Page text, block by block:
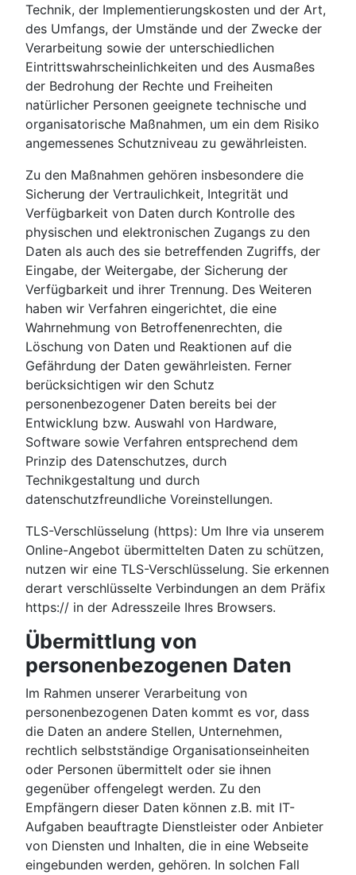
Technik, der Implementierungskosten und der Art,
des Umfangs, der Umstände und der Zwecke der
Verarbeitung sowie der unterschiedlichen
Eintrittswahrscheinlichkeiten und des Ausmaßes
der Bedrohung der Rechte und Freiheiten
natürlicher Personen geeignete technische und
organisatorische Maßnahmen, um ein dem Risiko
angemessenes Schutzniveau zu gewährleisten.
Zu den Maßnahmen gehören insbesondere die
Sicherung der Vertraulichkeit, Integrität und
Verfügbarkeit von Daten durch Kontrolle des
physischen und elektronischen Zugangs zu den
Daten als auch des sie betreffenden Zugriffs, der
Eingabe, der Weitergabe, der Sicherung der
Verfügbarkeit und ihrer Trennung. Des Weiteren
haben wir Verfahren eingerichtet, die eine
Wahrnehmung von Betroffenenrechten, die
Löschung von Daten und Reaktionen auf die
Gefährdung der Daten gewährleisten. Ferner
berücksichtigen wir den Schutz
personenbezogener Daten bereits bei der
Entwicklung bzw. Auswahl von Hardware,
Software sowie Verfahren entsprechend dem
Prinzip des Datenschutzes, durch
Technikgestaltung und durch
datenschutzfreundliche Voreinstellungen.
TLS-Verschlüsselung (https): Um Ihre via unserem
Online-Angebot übermittelten Daten zu schützen,
nutzen wir eine TLS-Verschlüsselung. Sie erkennen
derart verschlüsselte Verbindungen an dem Präfix
https:// in der Adresszeile Ihres Browsers.
Übermittlung von
personenbezogenen Daten
Im Rahmen unserer Verarbeitung von
personenbezogenen Daten kommt es vor, dass
die Daten an andere Stellen, Unternehmen,
rechtlich selbstständige Organisationseinheiten
oder Personen übermittelt oder sie ihnen
gegenüber offengelegt werden. Zu den
Empfängern dieser Daten können z.B. mit IT-
Aufgaben beauftragte Dienstleister oder Anbieter
von Diensten und Inhalten, die in eine Webseite
eingebunden werden, gehören. In solchen Fall